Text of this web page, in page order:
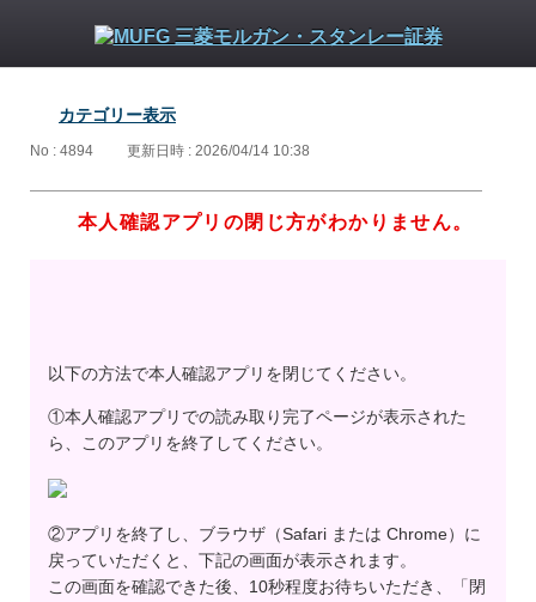
カテゴリー表示
No : 4894 更新日時 : 2026/04/14 10:38
本人確認アプリの閉じ方がわかりません。
以下の方法で本人確認アプリを閉じてください。
①本人確認アプリでの読み取り完了ページが表示された
ら、このアプリを終了してください。
②アプリを終了し、ブラウザ（Safari または Chrome）に
戻っていただくと、下記の画面が表示されます。
この画面を確認できた後、10秒程度お待ちいただき、「閉